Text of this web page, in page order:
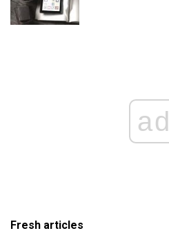
ad
Fresh articles